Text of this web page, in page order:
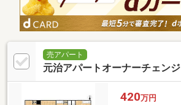
売アパート
元治アパートオーナーチェンジ
420万円